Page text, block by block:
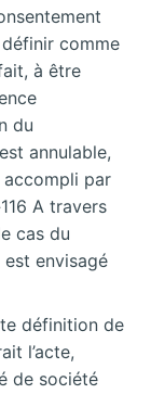
comme
à être
du
annulable,
accompli par
A travers
cas du
envisagé
définition de
l’acte,
de société